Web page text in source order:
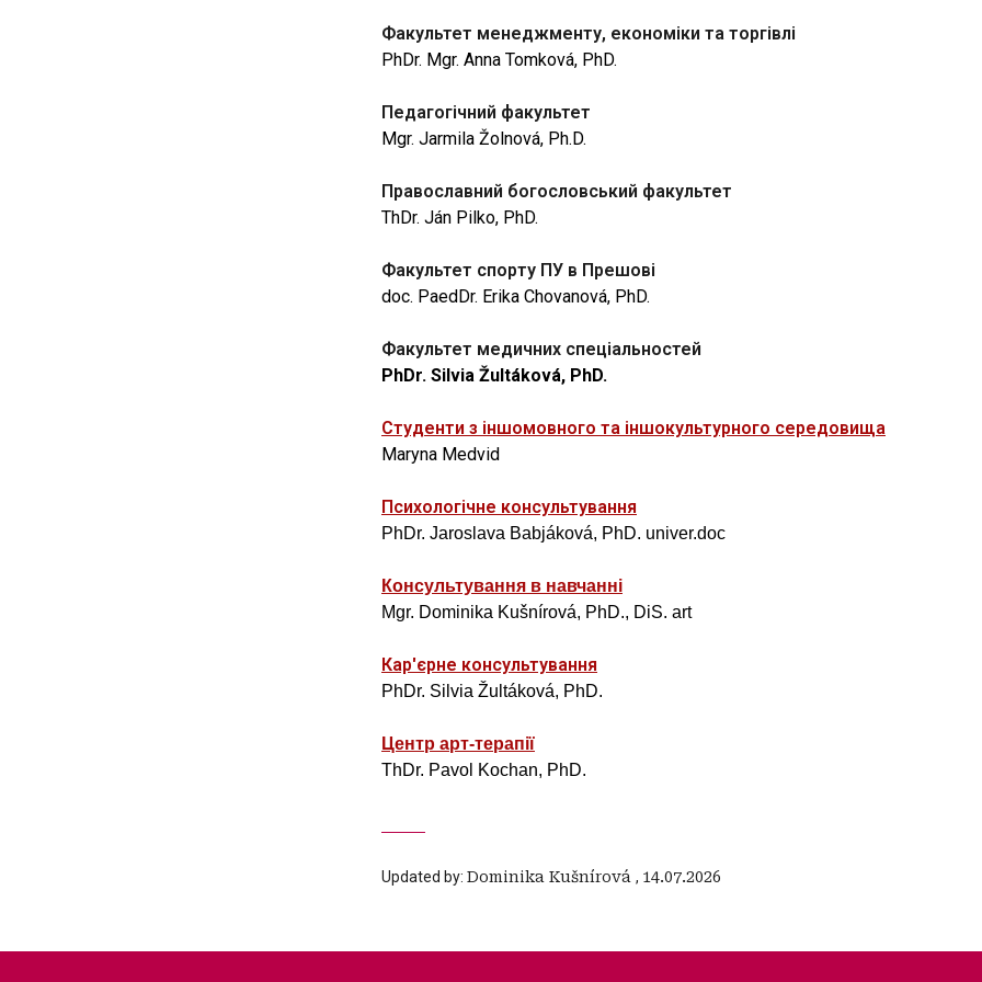
Факультет менеджменту, економіки та торгівлі
PhDr. Mgr. Anna Tomková, PhD.
Педагогічний факультет
Mgr. Jarmila Žolnová, Ph.D.
Православний богословський факультет
ThDr. Ján Pilko, PhD.
Факультет спорту ПУ в Прешові
doc. PaedDr. Erika Chovanová, PhD.
Факультет медичних спеціальностей
PhDr. Silvia Žultáková, PhD.
Студенти з іншомовного та іншокультурного середовища
Maryna Medvid
Психологічне консультування
PhDr. Jaroslava Babjáková, PhD. univer.doc
Консультування в навчанні
Mgr. Dominika Kušnírová, PhD., DiS. art
Кар'єрне консультування
PhDr. Silvia Žultáková, PhD.
Центр арт-терапії
ThDr. Pavol Kochan, PhD.
Updated by: Dominika Kušnírová , 14.07.2026